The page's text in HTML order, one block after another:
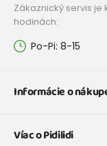
Zákaznický servis
hodinách:
Po-Pi: 8-15
Informácie o
Doprava a platba
Víac o Pidilidi